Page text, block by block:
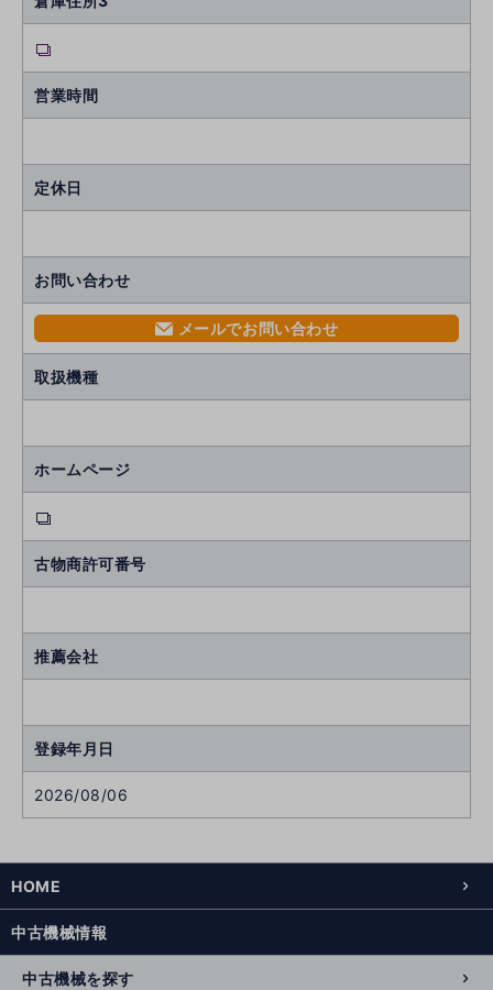
営業時間
定休日
お問い合わせ
mail メールでお問い合わせ
取扱機種
ホームページ
古物商許可番号
推薦会社
登録年月日
2026/08/06
HOME
中古機械情報
中古機械を探す